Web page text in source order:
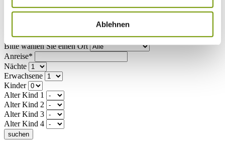
Ablehnen
UNTERKÜNFTE
Bitte wählen Sie einen Ort
Anreise*
Nächte
Erwachsene
Kinder
Alter Kind 1
Alter Kind 2
Alter Kind 3
Alter Kind 4
suchen